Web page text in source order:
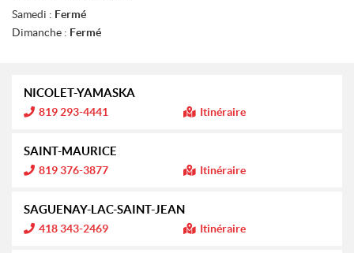
Samedi : Fermé
Dimanche : Fermé
NICOLET-YAMASKA
I
n
o
r
m
a
o
819 293-4441 Itinéraire
SAINT-MAURICE
I
n
o
r
m
a
819 376-3877 Itinéraire
SAGUENAY-LAC-SAINT-JEAN
I
n
418 343-2469 Itinéraire